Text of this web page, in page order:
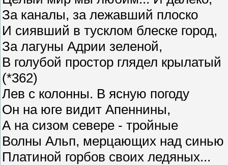
За каналы, за лежавший плоско
И сиявший в тусклом блеске город,
За лагуны Адрии зеленой,
В голубой простор глядел крылатый
(*362)
Лев с колонны. В ясную погоду
Он на юге видит Апеннины,
А на сизом севере - тройные
Волны Альп, мерцающих над синью
Платиной горбов своих ледяных...